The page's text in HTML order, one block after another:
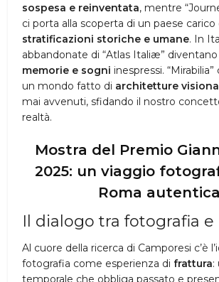
sospesa e reinventata, mentre
ci porta alla scoperta di un paese carico
stratificazioni storiche e umane. In
abbandonate di “Atlas Italiæ”
memorie e sogni inespressi.
un mondo fatto di architetture
mai avvenuti, sfidando il nostro
realtà.
Mostra del Premio
2025: un viaggio
Roma autentica
Il dialogo tra fotografia
Al cuore della ricerca di Camporesi c’è
fotografia come esperienza di frattura:
temporale che obbliga passato e